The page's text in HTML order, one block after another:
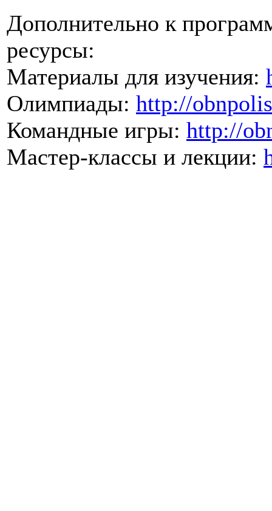
Дополнительно к
ресурсы:
Материалы для изучения:
Олимпиады: http://
Командные игры: http://
Мастер-классы и лекции: